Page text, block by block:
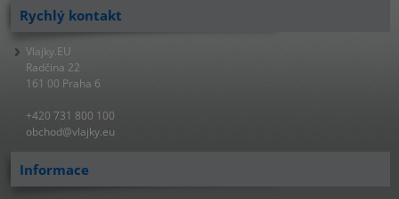
Rychlý kontakt
Vlajky.EU
Radčina 22
161 00 Praha 6
+420 731 800 100
obchod@vlajky.eu
Informace